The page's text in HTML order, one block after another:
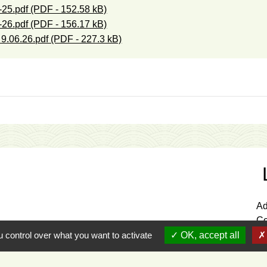
(PDF - 152.58 kB)
(PDF - 156.17 kB)
(PDF - 227.3 kB)
over what you want to activate OK, accept all